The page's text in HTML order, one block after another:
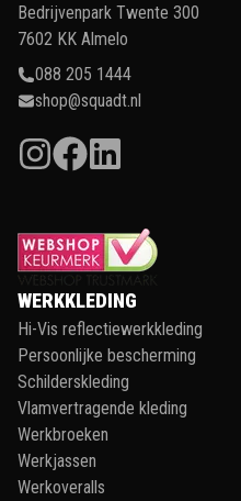
Bedrijvenpark Twente 300
7602 KK Almelo
088 205 1444
shop@squadt.nl
WERKKLEDING
Hi-Vis reflectiewerkkleding
Persoonlijke bescherming
Schilderskleding
Vlamvertragende kleding
Werkbroeken
Werkjassen
Werkoveralls